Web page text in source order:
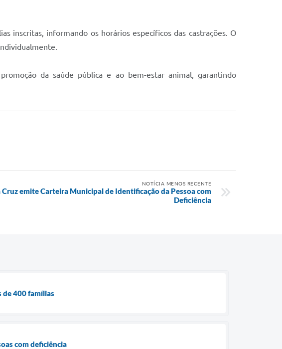
inscritas, informando os horários específicos das castrações. O
da saúde pública e ao bem-estar animal, garantindo
NOTÍCIA MENOS RECENTE
Cruz emite Carteira Municipal de Identificação da Pessoa com
Deficiência
de 400 famílias
com deficiência